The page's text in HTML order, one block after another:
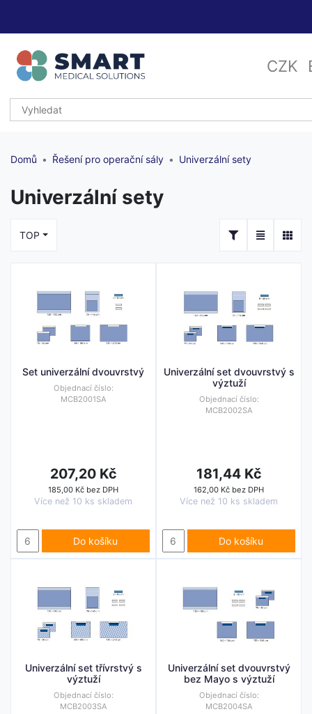
CZK
Domů Řešení pro operační sály Univerzální sety
Univerzální sety
TOP
Set univerzální dvouvrstvý
Objednací číslo:
MCB2001SA
207,20 Kč
185,00 Kč bez DPH
Více než 10 ks skladem
Do košíku
Univerzální set dvouvrstvý s
výztuží
Objednací číslo:
MCB2002SA
181,44 Kč
162,00 Kč bez DPH
Více než 10 ks skladem
Do košíku
Univerzální set třívrstvý s
výztuží
Objednací číslo:
MCB2003SA
Univerzální set dvouvrstvý
bez Mayo s výztuží
Objednací číslo:
MCB2004SA